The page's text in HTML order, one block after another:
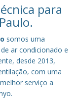
para
somos uma
ar condicionado e
desde 2013,
com uma
serviço a